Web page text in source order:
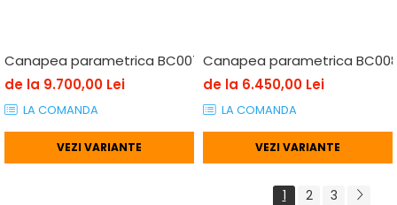
Canapea parametrica BC007, lemn
de la 9.700,00 Lei
LA COMANDA
VEZI VARIANTE
Canapea parametrica
de la 6.450,00 Lei
LA COMANDA
VEZI VARIANTE
1 2 3